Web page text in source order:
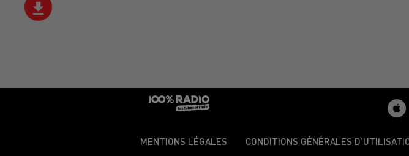
MENTIONS LÉGALES CONDITIONS GÉNÉRALES